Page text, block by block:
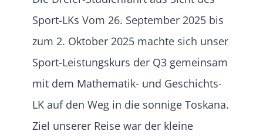
Sport-LKs Vom 26. September 2025 bis
zum 2. Oktober 2025 machte sich unser
Sport-Leistungskurs der Q3 gemeinsam
mit dem Mathematik- und Geschichts-
LK auf den Weg in die sonnige Toskana.
Ziel unserer Reise war der kleine